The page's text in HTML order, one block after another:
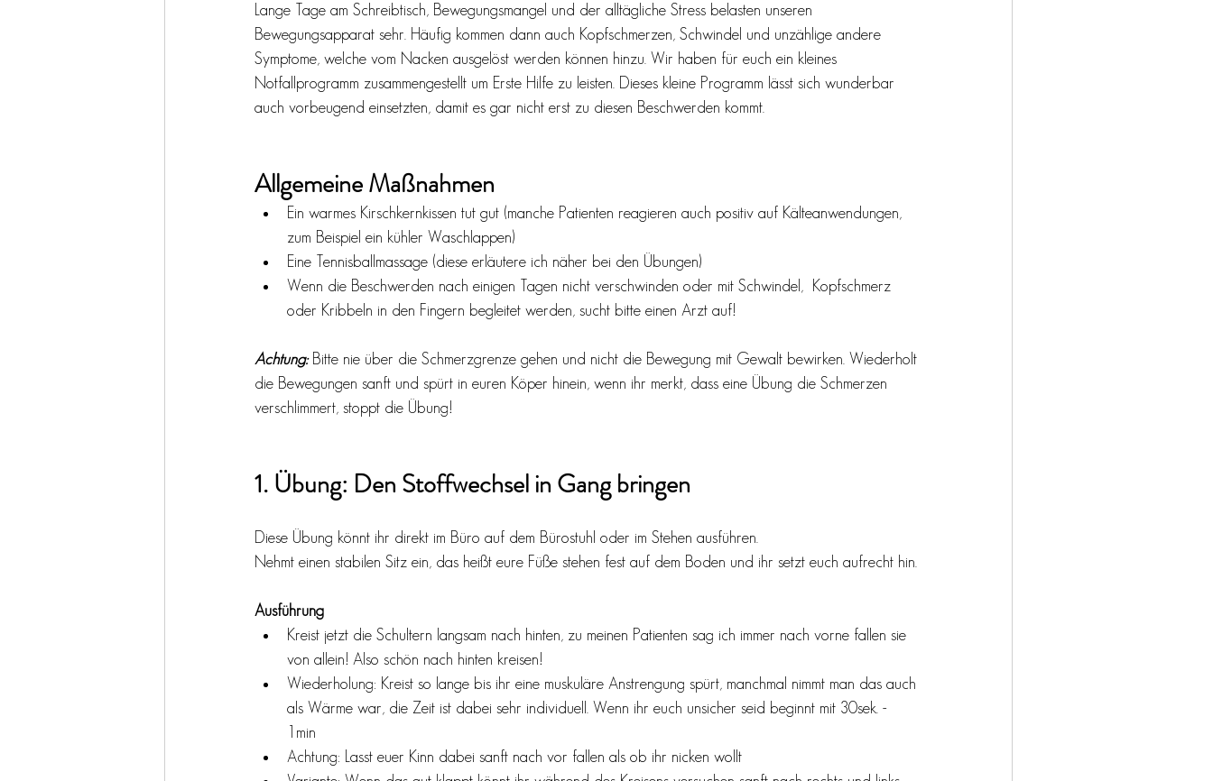
Lange Tage am Schreibtisch, Bewegungsmangel und der alltägliche Stress belasten unseren
Bewegungsapparat sehr. Häufig kommen dann auch Kopfschmerzen, Schwindel und unzählige andere
Symptome, welche vom Nacken ausgelöst werden können hinzu. Wir haben für euch ein kleines
Notfallprogramm zusammengestellt um Erste Hilfe zu leisten. Dieses kleine Programm lässt sich wunderbar
auch vorbeugend einsetzten, damit es gar nicht erst zu diesen Beschwerden kommt.
Allgemeine Maßnahmen
Ein warmes Kirschkernkissen tut gut (manche Patienten reagieren auch positiv auf Kälteanwendungen,
zum Beispiel ein kühler Waschlappen)
Eine Tennisballmassage (diese erläutere ich näher bei den Übungen)
Wenn die Beschwerden nach einigen Tagen nicht verschwinden oder mit Schwindel,  Kopfschmerz
oder Kribbeln in den Fingern begleitet werden, sucht bitte einen Arzt auf!
Achtung: Bitte nie über die Schmerzgrenze gehen und nicht die Bewegung mit Gewalt bewirken. Wiederholt
die Bewegungen sanft und spürt in euren Köper hinein, wenn ihr merkt, dass eine Übung die Schmerzen
verschlimmert, stoppt die Übung!
1. Übung: Den Stoffwechsel in Gang bringen
Diese Übung könnt ihr direkt im Büro auf dem Bürostuhl oder im Stehen ausführen.
Nehmt einen stabilen Sitz ein, das heißt eure Füße stehen fest auf dem Boden und ihr setzt euch aufrecht hin.
Ausführung
Kreist jetzt die Schultern langsam nach hinten, zu meinen Patienten sag ich immer nach vorne fallen sie
von allein! Also schön nach hinten kreisen!
Wiederholung: Kreist so lange bis ihr eine muskuläre Anstrengung spürt, manchmal nimmt man das auch
als Wärme war, die Zeit ist dabei sehr individuell. Wenn ihr euch unsicher seid beginnt mit 30sek. -
1min
Achtung: Lasst euer Kinn dabei sanft nach vor fallen als ob ihr nicken wollt